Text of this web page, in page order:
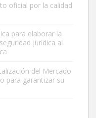
Pastor alemán,
oficial por la calidad
para elaborar la
jurídica al
del Mercado
para garantizar su